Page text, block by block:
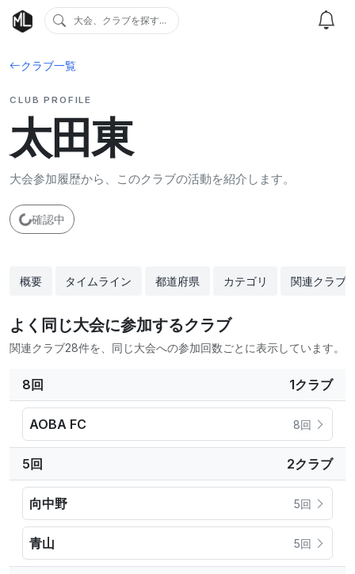
大会、クラブを探す...
クラブ一覧
CLUB PROFILE
太田東
大会参加履歴から、このクラブの活動を紹介します。
確認中
概要 タイムライン 都道府県 カテゴリ 関連クラブ
よく同じ大会に参加するクラブ
関連クラブ28件を、同じ大会への参加回数ごとに表示しています。
8回 1クラブ
AOBA FC 8回
5回 2クラブ
向中野 5回
青山 5回